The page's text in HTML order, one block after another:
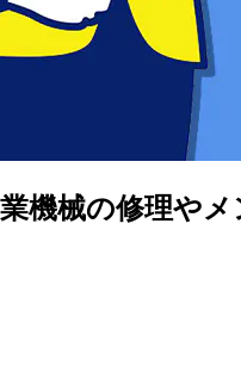
業機械の修理